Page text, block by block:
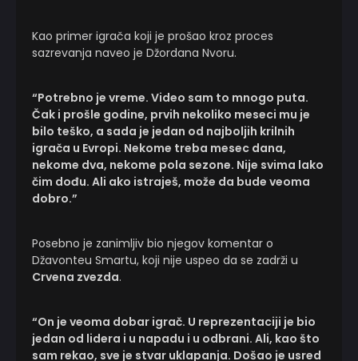
Kao primer igrača koji je prošao kroz proces
sazrevanja naveo je Džordana Nvoru.
“Potrebno je vreme. Video sam to mnogo puta.
Čak i prošle godine, prvih nekoliko meseci mu je
bilo teško, a sada je jedan od najboljih krilnih
igrača u Evropi. Nekome treba mesec dana,
nekome dva, nekome pola sezone. Nije svima lako
čim dođu. Ali ako istraješ, može da bude veoma
dobro.”
Posebno je zanimljiv bio njegov komentar o
Džavonteu Smartu, koji nije uspeo da se zadrži u
Crvena zvezda.
“On je veoma dobar igrač. U reprezentaciji je bio
jedan od lidera i u napadu i u odbrani. Ali, kao što
sam rekao, sve je stvar uklapanja. Došao je usred